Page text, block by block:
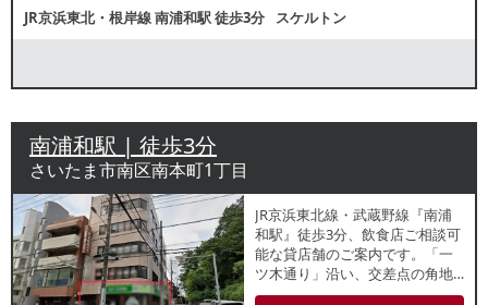
JR京浜東北・根岸線南浦和駅徒歩3分 スケルトン
南浦和駅 | 徒歩3分
さいたま市南区南本町1丁目
JR京浜東北線・武蔵野線『南浦
和駅』徒歩3分、飲食店ご相談可
能な貸店舗のご案内です。「一
ツ木通り」沿い、交差点の角地
の1階で視認性良好！同じビルに